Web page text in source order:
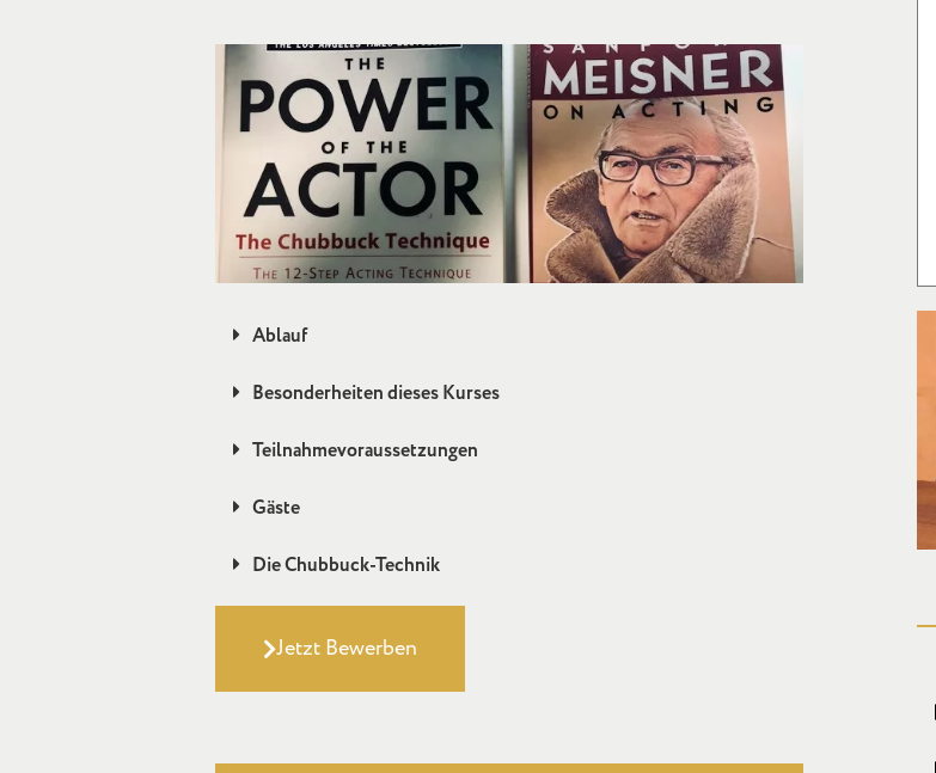
Ablauf
Besonderheiten dieses Kurses
Teilnahmevoraussetzungen
Gäste
Die Chubbuck-Technik
Jetzt Bewerben